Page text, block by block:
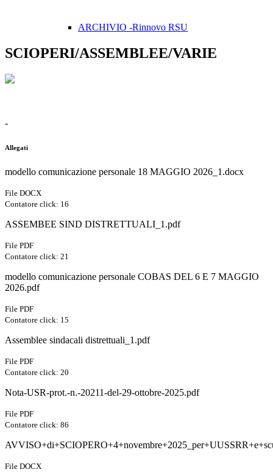
ARCHIVIO -Rinnovo RSU
SCIOPERI/ASSEMBLEE/VARIE
-
Allegati
modello comunicazione personale 18 MAGGIO 2026_1.docx
File DOCX
Contatore click: 16
ASSEMBEE SIND DISTRETTUALI_1.pdf
File PDF
Contatore click: 21
modello comunicazione personale COBAS DEL 6 E 7 MAGGIO
2026.pdf
File PDF
Contatore click: 15
Assemblee sindacali distrettuali_1.pdf
File PDF
Contatore click: 20
Nota-USR-prot.-n.-20211-del-29-ottobre-2025.pdf
File PDF
Contatore click: 86
File DOCX